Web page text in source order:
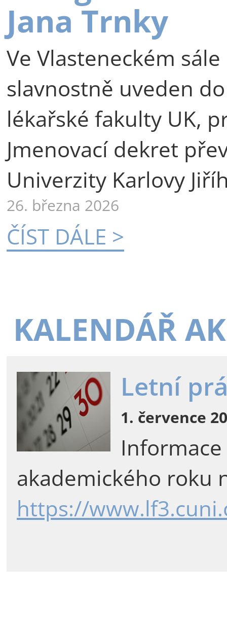
Jana Trnky
Ve Vlasteneckém
slavnostně uveden
lékařské fakulty UK,
Jmenovací dekret
Univerzity Karlovy
26. března 2026
ČÍST DÁLE >
KALENDÁŘ
Letní
1. července
akademického roku
https://